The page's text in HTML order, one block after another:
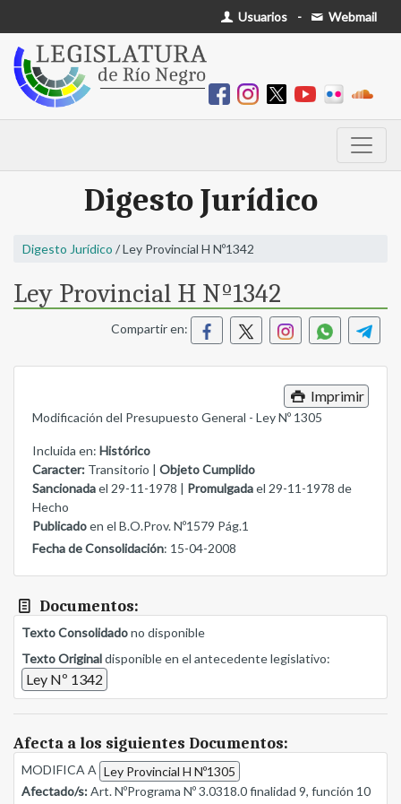
Usuarios - Webmail
Digesto Jurídico
Digesto Jurídico / Ley Provincial H Nº1342
Ley Provincial H Nº1342
Compartir en:
Imprimir
Modificación del Presupuesto General - Ley Nº 1305
Incluida en: Histórico
Caracter: Transitorio | Objeto Cumplido
Sancionadael 29-11-1978 | Promulgadael 29-11-1978 de
Hecho
Publicadoen el B.O.Prov. Nº1579 Pág.1
Fecha de Consolidación: 15-04-2008
Documentos:
Texto Consolidadono disponible
Texto Originaldisponible en el antecedente legislativo:
Ley Nº 1342
Afecta a los siguientes Documentos:
MODIFICA A Ley Provincial H Nº1305
Afectado/s:Art. NºPrograma Nº 3.0318.0 finalidad 9, función 10